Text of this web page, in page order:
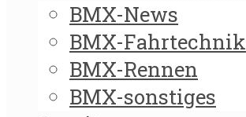
BMX-News
BMX-Fahrtechnik
BMX-Rennen
BMX-sonstiges